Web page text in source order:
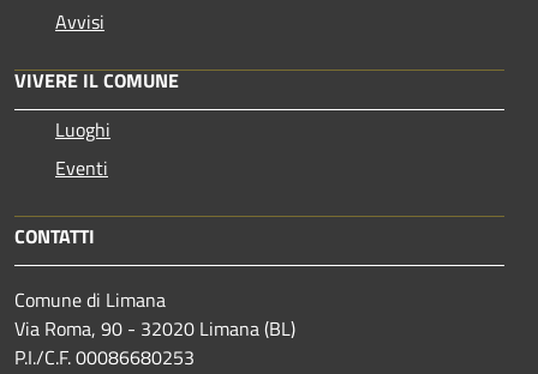
Avvisi
VIVERE IL COMUNE
Luoghi
Eventi
CONTATTI
Comune di Limana
Via Roma, 90 - 32020 Limana (BL)
P.I./C.F. 00086680253